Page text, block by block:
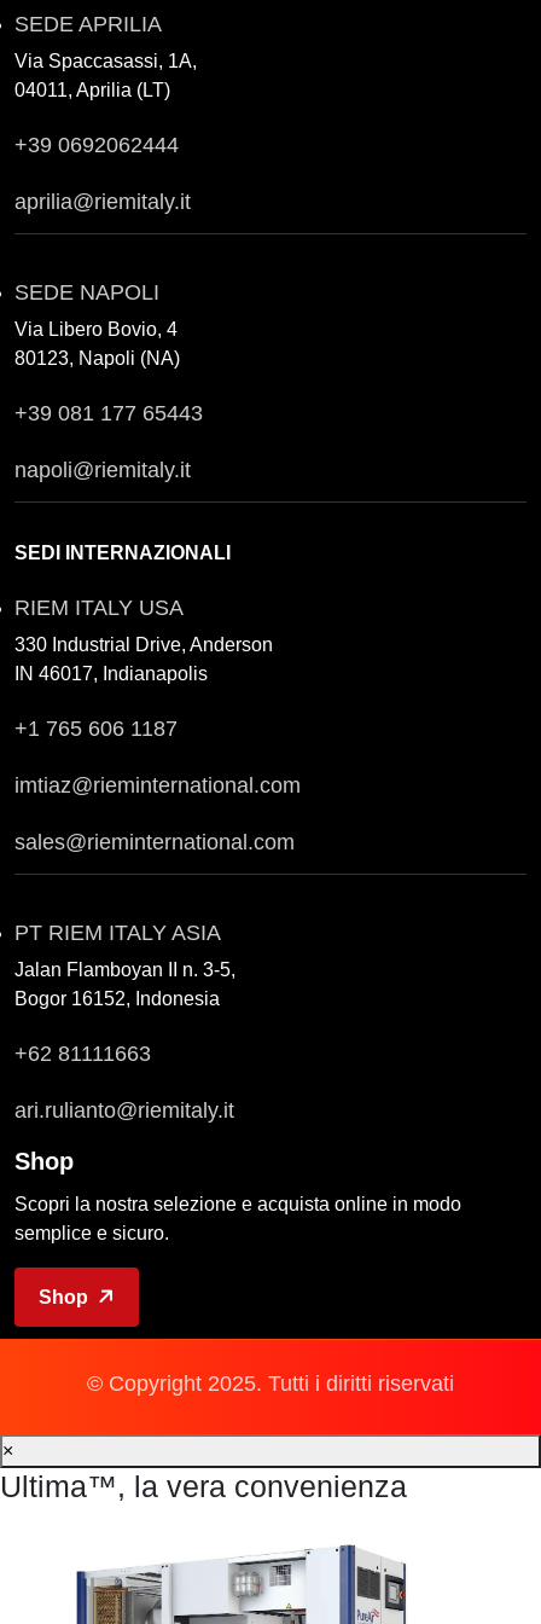
SEDE APRILIA
Via Spaccasassi, 1A,
04011, Aprilia (LT)
+39 0692062444
aprilia@riemitaly.it
SEDE NAPOLI
Via Libero Bovio, 4
80123, Napoli (NA)
+39 081 177 65443
napoli@riemitaly.it
SEDI INTERNAZIONALI
RIEM ITALY USA
330 Industrial Drive, Anderson
IN 46017, Indianapolis
+1 765 606 1187
imtiaz@rieminternational.com
sales@rieminternational.com
PT RIEM ITALY ASIA
Jalan Flamboyan II n. 3-5,
Bogor 16152, Indonesia
+62 81111663
ari.rulianto@riemitaly.it
Shop
Scopri la nostra selezione e acquista online in modo
semplice e sicuro.
Shop
© Copyright 2025. Tutti i diritti riservati
×
Ultima™, la vera convenienza